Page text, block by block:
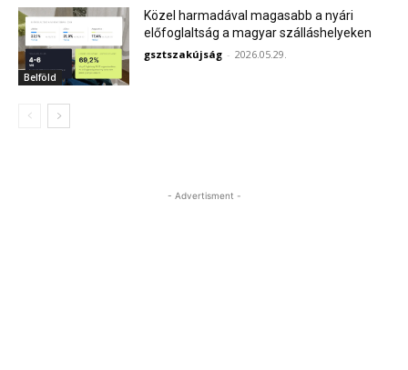
Belföld
Közel harmadával magasabb a nyári
előfoglaltság a magyar szálláshelyeken
gsztszakújság - 2026.05.29.
- Advertisment -